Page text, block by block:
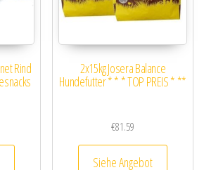
Rind 2x15kg Josera Balance
Hundefutter * * * TOP PREIS * **
€81.59
Siehe Angebot